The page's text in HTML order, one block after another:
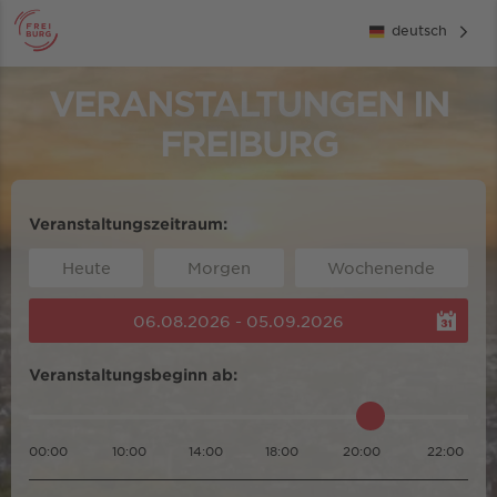
deutsch
VERANSTALTUNGEN IN
FREIBURG
Veranstaltungszeitraum:
Heute Morgen Wochenende
06.08.2026 - 05.09.2026
Veranstaltungsbeginn ab:
00:00 10:00 14:00 18:00 20:00 22:00